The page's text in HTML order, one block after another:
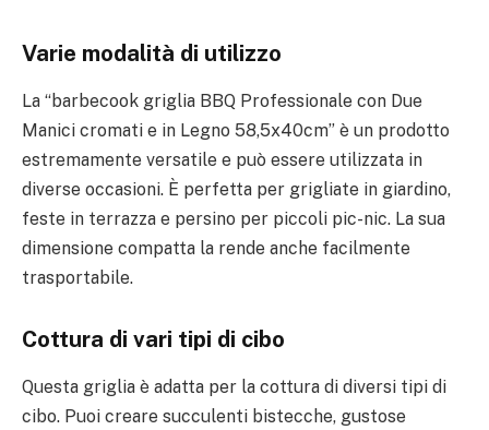
Varie modalità di utilizzo
La “barbecook griglia BBQ Professionale con Due
Manici cromati e in Legno 58,5x40cm” è un prodotto
estremamente versatile e può essere utilizzata in
diverse occasioni. È perfetta per grigliate in giardino,
feste in terrazza e persino per piccoli pic-nic. La sua
dimensione compatta la rende anche facilmente
trasportabile.
Cottura di vari tipi di cibo
Questa griglia è adatta per la cottura di diversi tipi di
cibo. Puoi creare succulenti bistecche, gustose